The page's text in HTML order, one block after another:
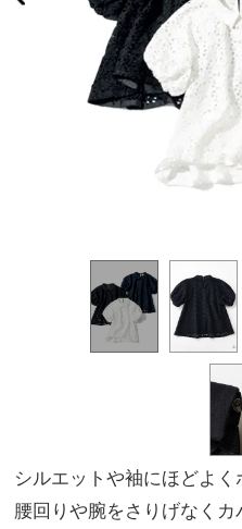
シルエットや袖にほどよく
腰回りや腕をさりげなく